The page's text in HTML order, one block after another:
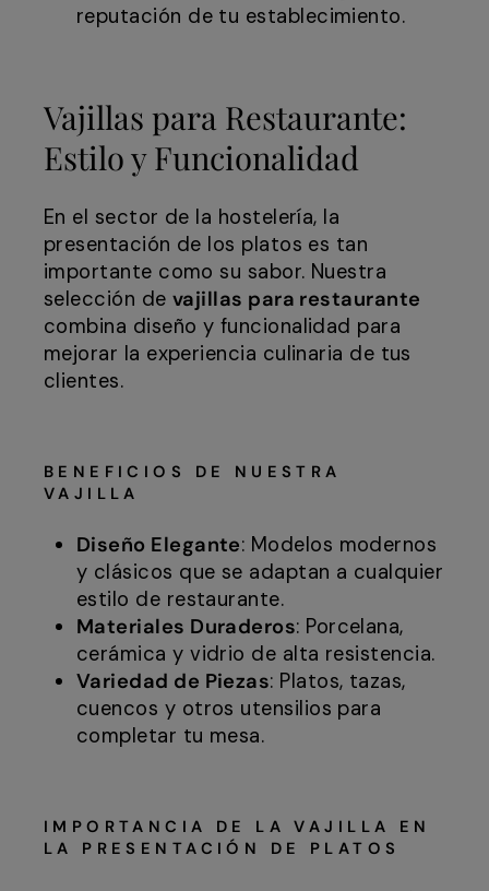
reputación de tu establecimiento.
Vajillas para Restaurante:
Estilo y Funcionalidad
En el sector de la hostelería, la
presentación de los platos es tan
importante como su sabor. Nuestra
selección de vajillas para restaurante
combina diseño y funcionalidad para
mejorar la experiencia culinaria de tus
clientes.
BENEFICIOS DE NUESTRA
VAJILLA
Diseño Elegante: Modelos modernos
y clásicos que se adaptan a cualquier
estilo de restaurante.
Materiales Duraderos: Porcelana,
cerámica y vidrio de alta resistencia.
Variedad de Piezas: Platos, tazas,
cuencos y otros utensilios para
completar tu mesa.
IMPORTANCIA DE LA VAJILLA EN
LA PRESENTACIÓN DE PLATOS